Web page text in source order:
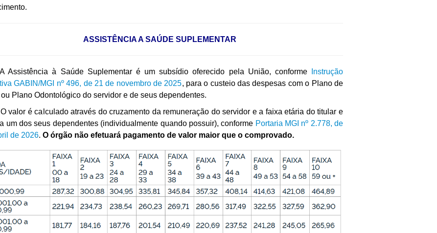
ASSISTÊNCIA A SAÚDE SUPLEMENTAR
à Saúde Suplementar é um subsídio oferecido pela União, conforme
nstrução
GABIN/MGI nº 496, de 21 de novembro de 2025, para o custeio das despesas com o Plano de
Plano Odontológico do servidor e de seus dependentes.
é calculado através do cruzamento da remuneração do servidor e a faixa etária do titular e
um dos seus dependentes (individualmente quando possuir), conforme Portaria MGI nº 2.778, de
de 2026. O órgão não efetuará pagamento de valor maior que o comprovado.